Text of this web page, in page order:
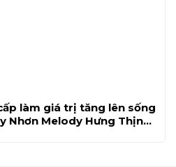
làm giá trị tăng lên sống
Nhơn Melody Hưng Thịnh